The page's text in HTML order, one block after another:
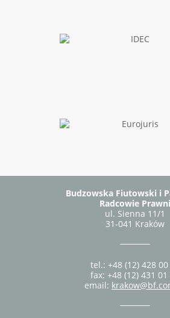
Budzowska Fiutowski i
Radcowie Prawni
ul. Sienna 11/1
31-041 Kraków
tel.: +48 (12) 428 00
fax: +48 (12) 431 01
email: